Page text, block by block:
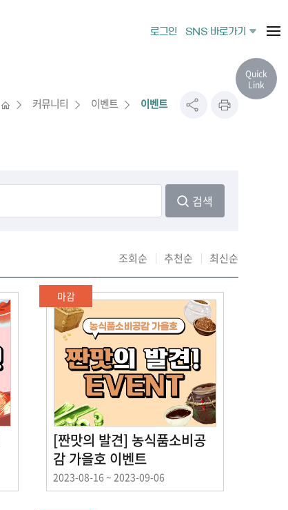
로그인 SNS 바로가기
커뮤니티 이벤트 이벤트
검색
조회순 추천순 최신순
[짠맛의 발견] 농식품소비공
감 가을호 이벤트
이
벤
2023-08-16 ~ 2023-09-06
마감
Quick
Link